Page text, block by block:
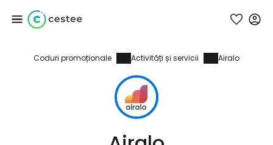
Coduri promoționale Activități și servicii Airalo
Conectați-vă la
... comunitatea mondială a călătorilor